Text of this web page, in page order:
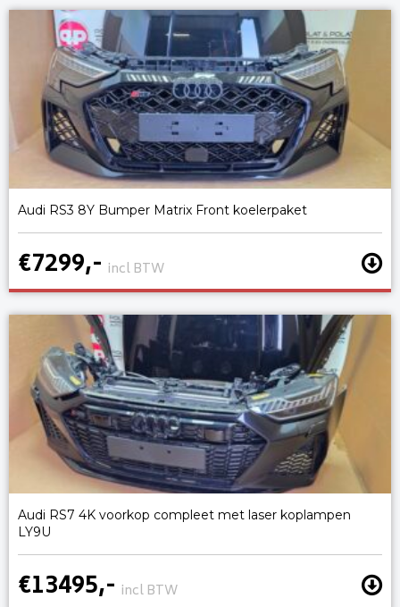
Audi RS3 8Y Bumper Matrix Front koelerpaket
€7299,- incl BTW
Audi RS7 4K voorkop compleet met laser koplampen
LY9U
€13495,- incl BTW